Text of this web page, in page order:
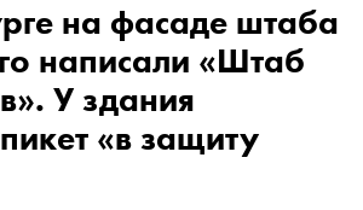
на фасаде штаба
написали «Штаб
У здания
«в защиту